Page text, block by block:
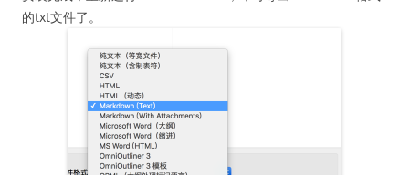
的txt文件了。